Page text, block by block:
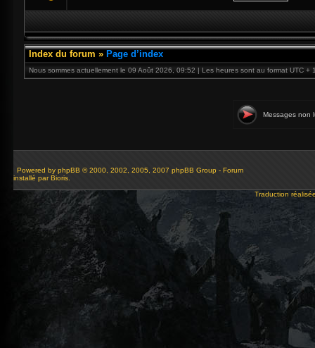
Index du forum » Page d’index
Nous sommes actuellement le 09 Août 2026, 09:52 | Les heures sont au format UTC +
Messages non
Powered by phpBB © 2000, 2002, 2005, 2007 phpBB Group - Forum
installé par Bioris.
Traduction